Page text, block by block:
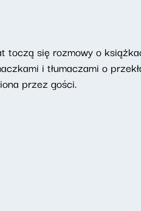
się rozmowy o
i tłumaczami o
przez gości.